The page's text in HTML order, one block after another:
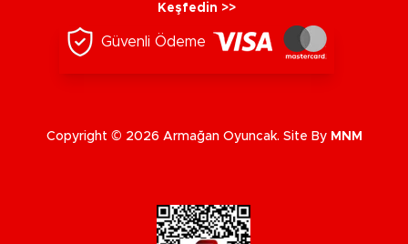
Keşfedin >>
Güvenli Ödeme
Copyright © 2026 Armağan Oyuncak. Site By MNM